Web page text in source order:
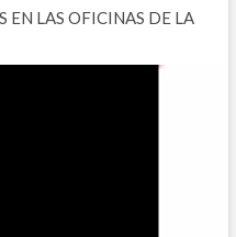
EN LAS OFICINAS DE LA